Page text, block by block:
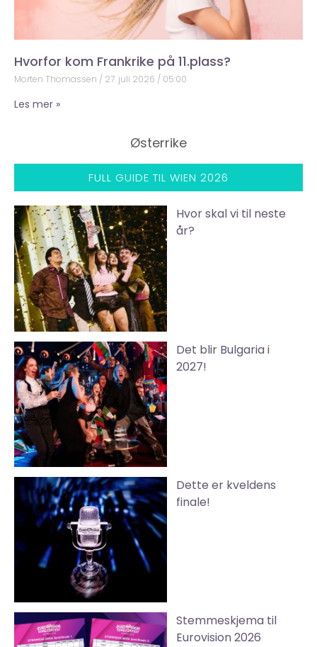
Hvorfor kom Frankrike på 11.plass?
Morten Thomassen 27. juli 2026 05:00
Les mer »
Østerrike
FULL GUIDE TIL WIEN 2026
Hvor skal vi til neste
år?
Det blir Bulgaria i
2027!
Dette er kveldens
finale!
Stemmeskjema til
Eurovision 2026